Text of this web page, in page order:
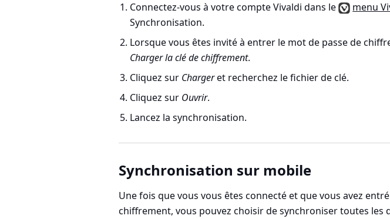
Connectez-vous à votre compte Vivaldi dans le menu
Synchronisation.
Lorsque vous êtes invité à entrer le mot de passe de
Charger la clé de chiffrement.
Cliquez sur Chargeret recherchez le fichier de clé.
Cliquez sur Ouvrir.
Lancez la synchronisation.
Synchronisation sur mobile
Une fois que vous vous êtes connecté et que vous avez
chiffrement, vous pouvez choisir de synchroniser toutes les